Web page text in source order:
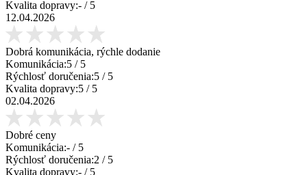
Kvalita dopravy:- / 5
12.04.2026
Dobrá komunikácia, rýchle dodanie
Komunikácia:5 / 5
Rýchlosť doručenia:5 / 5
Kvalita dopravy:5 / 5
02.04.2026
Dobré ceny
Komunikácia:- / 5
Rýchlosť doručenia:2 / 5
Kvalita dopravy:- / 5